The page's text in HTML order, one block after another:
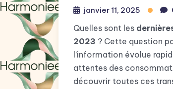
janvier 11, 2025
Quelles sont les
2023 ? Cette question
l’information évolue
attentes des
découvrir toutes ces